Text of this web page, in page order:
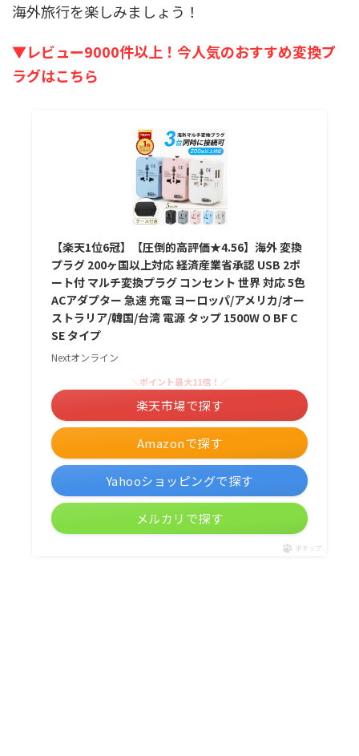
海外旅行を楽しみましょう！
▼レビュー9000件以上！今人気のおすすめ変換プ
ラグはこちら
【楽天1位6冠】【圧倒的高評価★4.56】海外 変換
プラグ 200ヶ国以上対応 経済産業省承認 USB 2ポ
ート付 マルチ変換プラグ コンセント 世界 対応 5色
ACアダプター 急速 充電 ヨーロッパ/アメリカ/オー
ストラリア/韓国/台湾 電源 タップ 1500W O BF C
SE タイプ
Nextオンライン
Amazonで探す
＼ポイント最大11倍！／
楽天市場で探す
Yahooショッピングで探す
メルカリで探す
ポチップ